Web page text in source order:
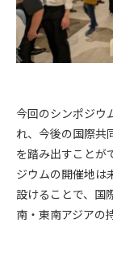
今回のシンポジウ
れ、今後の国際共
を踏み出すことが
ジウムの開催地は
設けることで、国
南・東南アジアの